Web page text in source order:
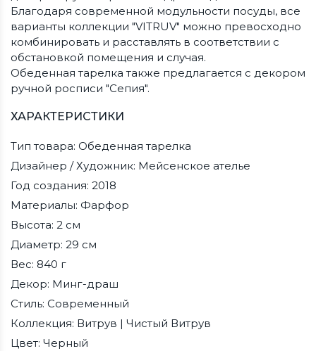
Благодаря современной модульности посуды, все
варианты коллекции "VITRUV" можно превосходно
комбинировать и расставлять в соответствии с
обстановкой помещения и случая.
Обеденная тарелка также предлагается с декором
ручной росписи "Сепия".
ХАРАКТЕРИСТИКИ
Тип товара: Обеденная тарелка
Дизайнер / Художник: Мейсенское ателье
Год создания: 2018
Материалы: Фарфор
Высота: 2 см
Диаметр: 29 см
Вес: 840 г
Декор: Минг-драш
Стиль: Современный
Коллекция: Витрув | Чистый Витрув
Цвет: Черный